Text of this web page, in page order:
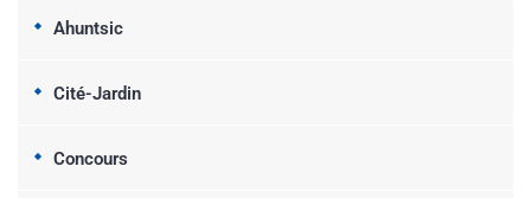
Ahuntsic
Cité-Jardin
Concours